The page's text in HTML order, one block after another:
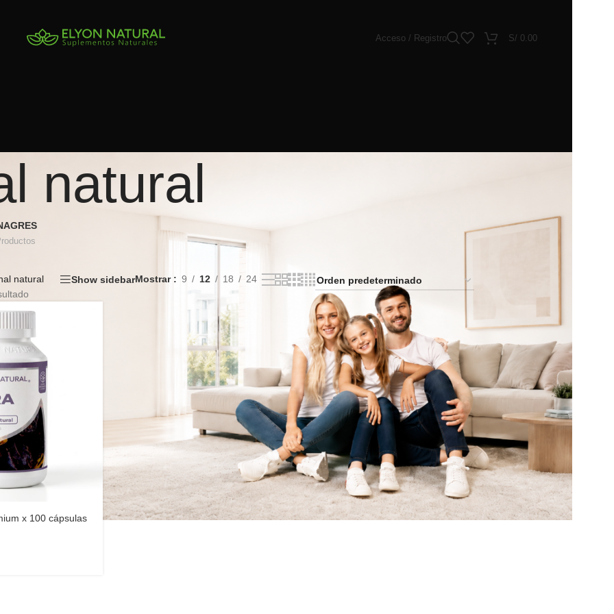
Acceso / Registro S/ 0.00
natural
natural
Show sidebarMostrar 9 12 18 24
x 100 cápsulas